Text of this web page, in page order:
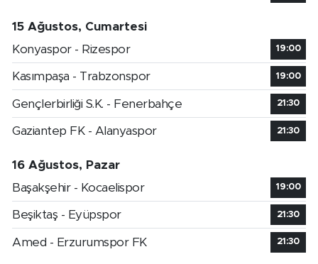
15 Ağustos, Cumartesi
Konyaspor - Rizespor
19:00
Kasımpaşa - Trabzonspor 19:00
Gençlerbirliği S.K. - Fenerbahçe 21:30
Gaziantep FK - Alanyaspor 21:30
16 Ağustos, Pazar
Başakşehir - Kocaelispor
19:00
Beşiktaş - Eyüpspor 21:30
Amed - Erzurumspor FK 21:30